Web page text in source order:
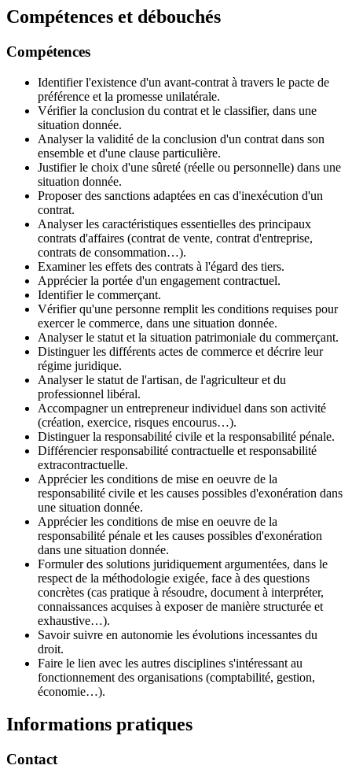
Compétences et débouchés
Compétences
Identifier l'existence d'un avant-contrat à travers le pacte de
préférence et la promesse unilatérale.
Vérifier la conclusion du contrat et le classifier, dans une
situation donnée.
Analyser la validité de la conclusion d'un contrat dans son
ensemble et d'une clause particulière.
Justifier le choix d'une sûreté (réelle ou personnelle) dans une
situation donnée.
Proposer des sanctions adaptées en cas d'inexécution d'un
contrat.
Analyser les caractéristiques essentielles des principaux
contrats d'affaires (contrat de vente, contrat d'entreprise,
contrats de consommation…).
Examiner les effets des contrats à l'égard des tiers.
Apprécier la portée d'un engagement contractuel.
Identifier le commerçant.
Vérifier qu'une personne remplit les conditions requises pour
exercer le commerce, dans une situation donnée.
Analyser le statut et la situation patrimoniale du commerçant.
Distinguer les différents actes de commerce et décrire leur
régime juridique.
Analyser le statut de l'artisan, de l'agriculteur et du
professionnel libéral.
Accompagner un entrepreneur individuel dans son activité
(création, exercice, risques encourus…).
Distinguer la responsabilité civile et la responsabilité pénale.
Différencier responsabilité contractuelle et responsabilité
extracontractuelle.
Apprécier les conditions de mise en oeuvre de la
responsabilité civile et les causes possibles d'exonération dans
une situation donnée.
Apprécier les conditions de mise en oeuvre de la
responsabilité pénale et les causes possibles d'exonération
dans une situation donnée.
Formuler des solutions juridiquement argumentées, dans le
respect de la méthodologie exigée, face à des questions
concrètes (cas pratique à résoudre, document à interpréter,
connaissances acquises à exposer de manière structurée et
exhaustive…).
Savoir suivre en autonomie les évolutions incessantes du
droit.
Faire le lien avec les autres disciplines s'intéressant au
fonctionnement des organisations (comptabilité, gestion,
économie…).
Informations pratiques
Contact